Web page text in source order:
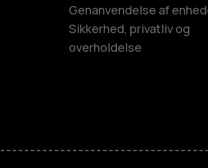
Feature-
Genanvendelse af
Sikkerhed, privatliv og
overholdelse